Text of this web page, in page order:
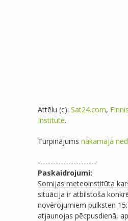
Attēlu (c): Sat24.com,
Institute.
Turpinājums nākamajā
-----------------------
Paskaidrojumi:
Somijas meteoinstitūta
situācija ir atbilstoša
novērojumiem pulksten
atjaunojas pēcpusdienā,